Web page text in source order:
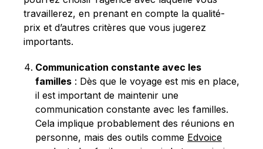
travaillerez, en prenant en compte la qualité-
prix et d’autres critères que vous jugerez
importants.
Communication constante avec les
familles : Dès que le voyage est mis en place,
il est important de maintenir une
communication constante avec les familles.
Cela implique probablement des réunions en
personne, mais des outils comme Edvoice